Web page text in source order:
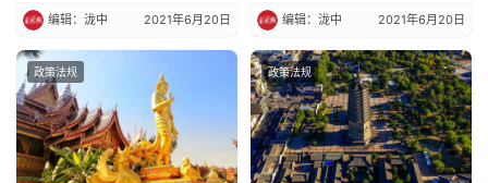
编辑：泷中 2021年6月20日 编辑：泷中 2021年6月20日
政策法规 政策法规